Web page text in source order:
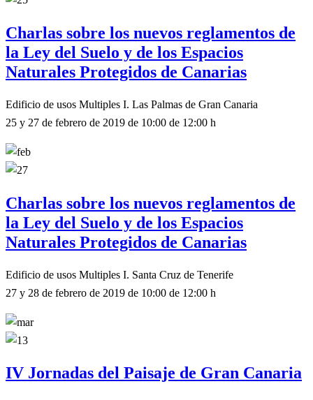
Charlas sobre los nuevos reglamentos de
la Ley del Suelo y de los Espacios
Naturales Protegidos de Canarias
Edificio de usos Multiples I. Las Palmas de Gran Canaria
25 y 27 de febrero de 2019 de 10:00 de 12:00 h
Charlas sobre los nuevos reglamentos de
la Ley del Suelo y de los Espacios
Naturales Protegidos de Canarias
Edificio de usos Multiples I. Santa Cruz de Tenerife
27 y 28 de febrero de 2019 de 10:00 de 12:00 h
IV Jornadas del Paisaje de Gran Canaria